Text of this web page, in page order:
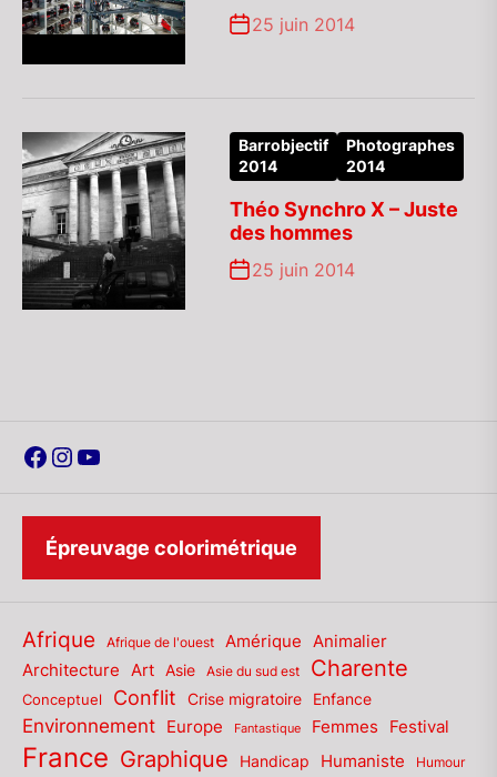
25 juin 2014
Barrobjectif
2014
Photographes
2014
Théo Synchro X – Juste
des hommes
25 juin 2014
Facebook
Instagram
YouTube
Épreuvage colorimétrique
Afrique Afrique de l'ouest Amérique
Animalier
Architecture
Art Asie Asie du sud est Charente
Conceptuel Conflit Crise migratoire Enfance
Environnement Europe Fantastique Femmes Festival
France Graphique Handicap Humaniste Humour